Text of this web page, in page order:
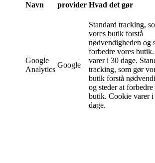
Navn provider Hvad det gør
Google
Analytics
Google
Standard tracking,
vores butik forstå
nødvendigheden og
forbedre vores
varer i 30 dage.
tracking, som gør
butik forstå
og steder at forbedre
butik. Cookie varer i
dage.